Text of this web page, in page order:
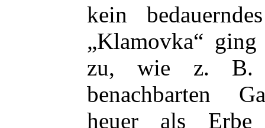
kein
„Klamovka“
zu, wie z. B.
benachbarten
heuer als Erbe